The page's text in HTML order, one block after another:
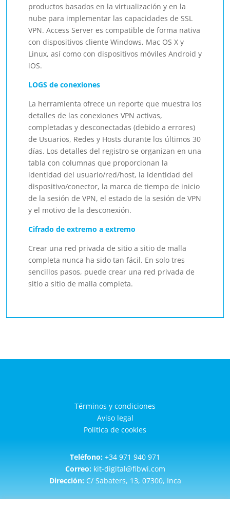
productos basados en la virtualización y en la
nube para implementar las capacidades de SSL
VPN. Access Server es compatible de forma nativa
con dispositivos cliente Windows, Mac OS X y
Linux, así como con dispositivos móviles Android y
iOS.
LOGS de conexiones
La herramienta ofrece un reporte que muestra los
detalles de las conexiones VPN activas,
completadas y desconectadas (debido a errores)
de Usuarios, Redes y Hosts durante los últimos 30
días. Los detalles del registro se organizan en una
tabla con columnas que proporcionan la
identidad del usuario/red/host, la identidad del
dispositivo/conector, la marca de tiempo de inicio
de la sesión de VPN, el estado de la sesión de VPN
y el motivo de la desconexión.
Cifrado de extremo a extremo
Crear una red privada de sitio a sitio de malla
completa nunca ha sido tan fácil. En solo tres
sencillos pasos, puede crear una red privada de
sitio a sitio de malla completa.
Términos y condiciones
Aviso legal
Política de cookies
Teléfono: +34 971 940 971
Correo: kit-digital@fibwi.com
Dirección:C/ Sabaters, 13, 07300, Inca